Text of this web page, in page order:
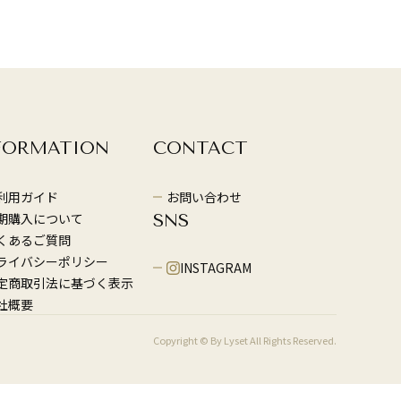
用ガイド
購入について
あるご質問
イバシーポリシー
商取引法に基づく表示
概要
CONTACT
お問い合わせ
SNS
INSTAGRAM
Copyright © By Lyset All Rights Reserved.